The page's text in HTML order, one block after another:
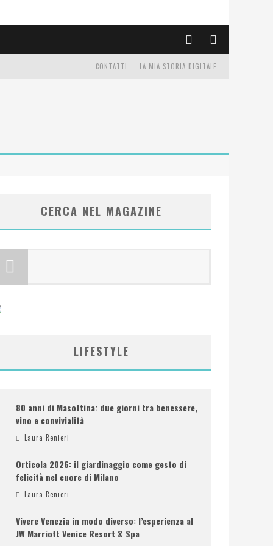
LA MIA STORIA DIGITALE
CONTATTI
CERCA NEL MAGAZINE
LIFESTYLE
80 anni di Masottina: due giorni tra benessere,
vino e convivialità
Laura Renieri
Orticola 2026: il giardinaggio come gesto di
felicità nel cuore di Milano
Laura Renieri
Vivere Venezia in modo diverso: l’esperienza al
JW Marriott Venice Resort & Spa